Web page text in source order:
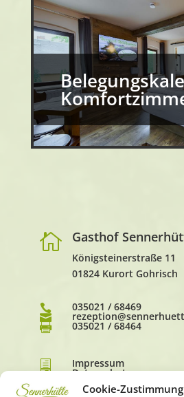
Cookie-Zustimmung
 Gasthof
Königsteinerstraße 11
01824 Kurort Gohrisch
 035021 / 68469

 035021 / 68464
h Impressum
h Datenschutz
h AGB